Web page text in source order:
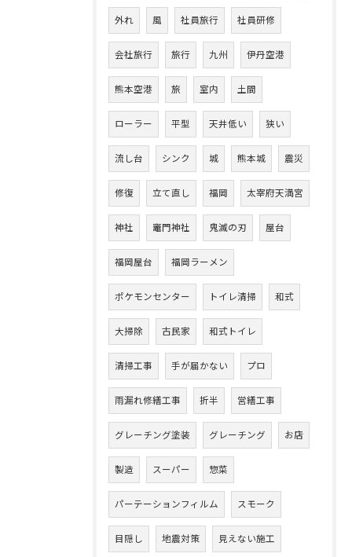
外れ 風 社員旅行 社員研修
会社旅行 旅行 九州 伊丹空港
熊本空港 旅 室内 土間
ローラー 平型 天井低い 狭い
流し台 シンク 城 熊本城 震災
修復 立て直し 福岡 太宰府天満宮
神社 竈門神社 鬼滅の刃 屋台
福岡屋台 福岡ラーメン
ポケモンセンター トイレ清掃 和式
大掃除 古民家 和式トイレ
清掃工事 手が届かない プロ
雨漏れ修繕工事 折半 営繕工事
グレーチング塗装 グレーチング お店
製造 スーパー 惣菜
パーテーションフィルム スモーク
目隠し 地震対策 見えない施工